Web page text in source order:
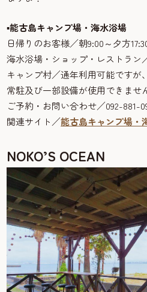
▪能古島キャンプ場・海水浴場
日帰りのお客様／朝9:00～夕方
海水浴場・ショップ・レストラン
キャンプ村／通年利用可能ですが
常駐及び一部設備が使用できませ
ご予約・お問い合わせ／092-881-
関連サイト／能古島キャンプ場・
NOKO’S OCEAN